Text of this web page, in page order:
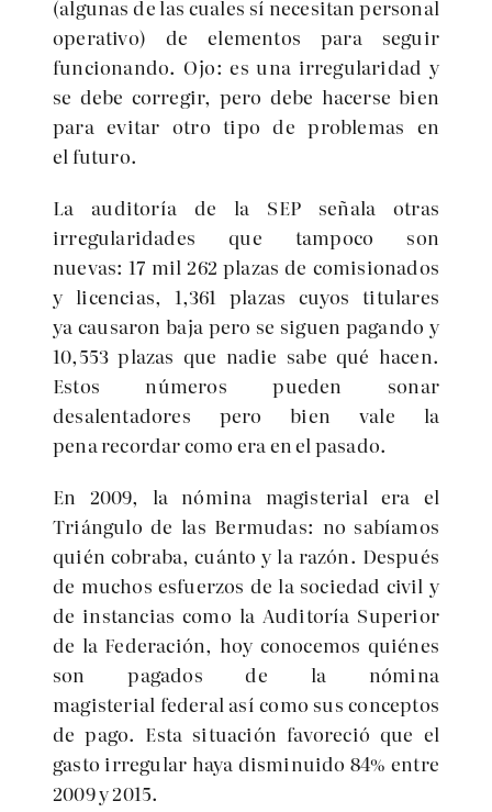
(algunas de las cuales sí necesitan personal
operativo) de elementos para seguir
funcionando. Ojo: es una irregularidad y
se debe corregir, pero debe hacerse bien
para evitar otro tipo de problemas en
el futuro.
La auditoría de la SEP señala otras
irregularidades que tampoco son
nuevas: 17 mil 262 plazas de comisionados
y licencias, 1,361 plazas cuyos titulares
ya causaron baja pero se siguen pagando y
10,553 plazas que nadie sabe qué hacen.
Estos números pueden sonar
desalentadores pero bien vale la
pena recordar como era en el pasado.
En 2009, la nómina magisterial era el
Triángulo de las Bermudas: no sabíamos
quién cobraba, cuánto y la razón. Después
de muchos esfuerzos de la sociedad civil y
de instancias como la Auditoría Superior
de la Federación, hoy conocemos quiénes
son pagados de la nómina
magisterial federal así como sus conceptos
de pago. Esta situación favoreció que el
gasto irregular haya disminuido 84% entre
2009 y 2015.